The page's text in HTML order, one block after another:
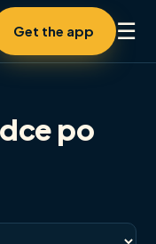
Get the app ☰
po